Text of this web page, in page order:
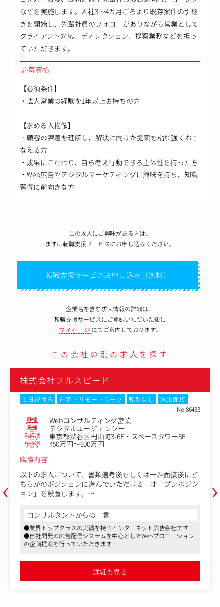
などを実施します。入社3～4カ月ごろより既存案件の引継
ぎを開始し、先輩社員のフォローがありながら営業として
クライアント対応、ディレクション、提案業務などを担っ
ていただきます。
応募資格
【必須条件】
・法人営業の経験を1年以上お持ちの方
【求める人物像】
・顧客の課題を理解し、解決に向けた提案を粘り強くおこ
なえる方
・成果にこだわり、自ら考え行動できる主体性を持った方
・Web広告やデジタルマーケティングに興味を持ち、知識
習得に前向きな方
この求人にご興味がある方は、
まずは転職支援サービスにお申し込みください。
転職支援サービスお申し込み（無料）
企業名を含む求人情報の詳細は、
転職支援サービスにご登録いただいた後に
マイページ にてご案内しております。
この会社の別の求人を探す
‹
株式会社フルスピード
土日祝休み 在宅・リモートワーク 転勤なし
Web面接
No.86433
職種 Webコンサルティング営業
業種 デジタルエージェンシー
勤務地 東京都渋谷区円山町3-6E・スペースタワー8F
年収例
450万円～600万円
職務内容
以下の求人について、書類選考後もしくは一次面接後にど
ちらかのポジションに進んでいただける「オープンポジシ
ョン」を設置します。
1.Webコンサルティング営業（直販担当・既存メイン）
クライアントのデジタルマーケティングにおける課題解決
を支援するために、Webコンサルティング営業として、既
存クライアントへの営業活動（各施策PDCA実践サポー
ト、数値に基づく改善提案、追加施策の提案など。）や営
コンサルタントからの一言
●業界トップクラスの実績を持つインターネット広告会社です
●自社開発の広告配信システムを中心としたWebプロモーション
の企画提案を行っていただきます
詳細を見る
›